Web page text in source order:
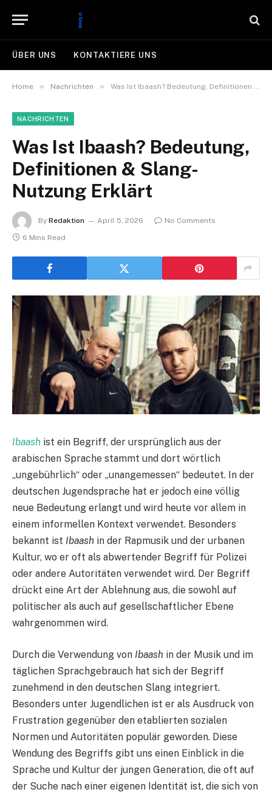
ÜBER UNS KONTAKTIERE UNS
Home » Nachrichten » Was Ist Ibaash? Bedeutung, Definitionen & Slang-Nutzung Erklärt
NACHRICHTEN
Was Ist Ibaash? Bedeutung,
Definitionen & Slang-
Nutzung Erklärt
By Redaktion April 5, 2026
No Comments
6 Mins Read
Ibaash ist ein Begriff, der ursprünglich aus der
arabischen Sprache stammt und dort wörtlich
„ungebührlich“ oder „unangemessen“ bedeutet. In der
deutschen Jugendsprache hat er jedoch eine völlig
neue Bedeutung erlangt und wird heute vor allem in
einem informellen Kontext verwendet. Besonders
bekannt ist Ibaash in der Rapmusik und der urbanen
Kultur, wo er oft als abwertender Begriff für Polizei
oder andere Autoritäten verwendet wird. Der Begriff
drückt eine Art der Ablehnung aus, die sowohl auf
politischer als auch auf gesellschaftlicher Ebene
wahrgenommen wird.
Durch die Verwendung von Ibaash in der Musik und im
täglichen Sprachgebrauch hat sich der Begriff
zunehmend in den deutschen Slang integriert.
Besonders unter Jugendlichen ist er als Ausdruck von
Frustration gegenüber den etablierten sozialen
Normen und Autoritäten populär geworden. Diese
Wendung des Begriffs gibt uns einen Einblick in die
Sprache und Kultur der jungen Generation, die oft auf
der Suche nach einer eigenen Identität ist, die sich von